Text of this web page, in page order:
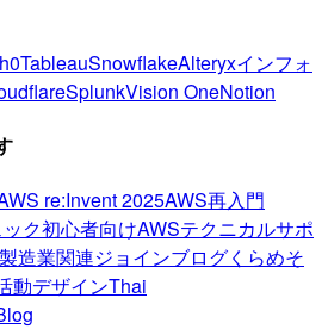
TableauSnowflakeAlteryxインフォ
SplunkVision OneNotion
re:Invent 2025AWS再入門
ク初心者向けAWSテクニカルサポ
製造業関連ジョインブログくらめそ
動デザインThai